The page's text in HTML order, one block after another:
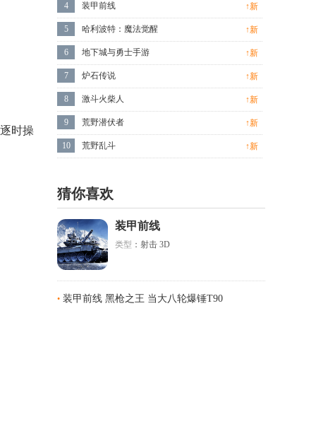
时操
4 装甲前线 ↑新
5 哈利波特：魔法觉醒 ↑新
6 地下城与勇士手游 ↑新
7 炉石传说 ↑新
8 激斗火柴人 ↑新
9 荒野潜伏者 ↑新
10 荒野乱斗 ↑新
猜你喜欢
装甲前线
类型 ：射击 3D
• 装甲前线 黑枪之王 当大八轮爆锤T90